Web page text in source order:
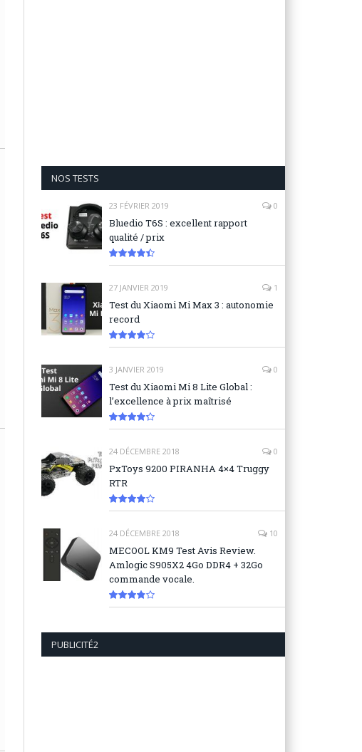
NOS TESTS
23 FÉVRIER 2019 0
Bluedio T6S : excellent rapport
qualité / prix
27 JANVIER 2019 1
Test du Xiaomi Mi Max 3 : autonomie
record
3 JANVIER 2019 0
Test du Xiaomi Mi 8 Lite Global :
l’excellence à prix maîtrisé
24 DÉCEMBRE 2018 0
PxToys 9200 PIRANHA 4×4 Truggy
RTR
24 DÉCEMBRE 2018 10
MECOOL KM9 Test Avis Review.
Amlogic S905X2 4Go DDR4 + 32Go
commande vocale.
PUBLICITÉ2